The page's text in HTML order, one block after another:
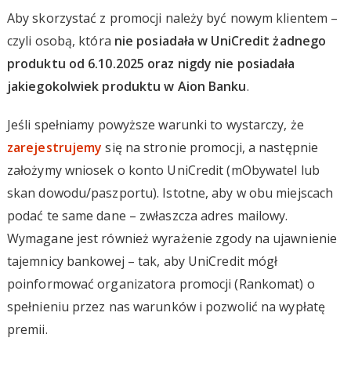
Aby skorzystać z promocji należy być nowym klientem –
czyli osobą, która nie posiadała w UniCredit żadnego
produktu od 6.10.2025 oraz nigdy nie posiadała
jakiegokolwiek produktu w Aion Banku.
Jeśli spełniamy powyższe warunki to wystarczy, że
zarejestrujemy się na stronie promocji, a następnie
założymy wniosek o konto UniCredit (mObywatel lub
skan dowodu/paszportu). Istotne, aby w obu miejscach
podać te same dane – zwłaszcza adres mailowy.
Wymagane jest również wyrażenie zgody na ujawnienie
tajemnicy bankowej – tak, aby UniCredit mógł
poinformować organizatora promocji (Rankomat) o
spełnieniu przez nas warunków i pozwolić na wypłatę
premii.